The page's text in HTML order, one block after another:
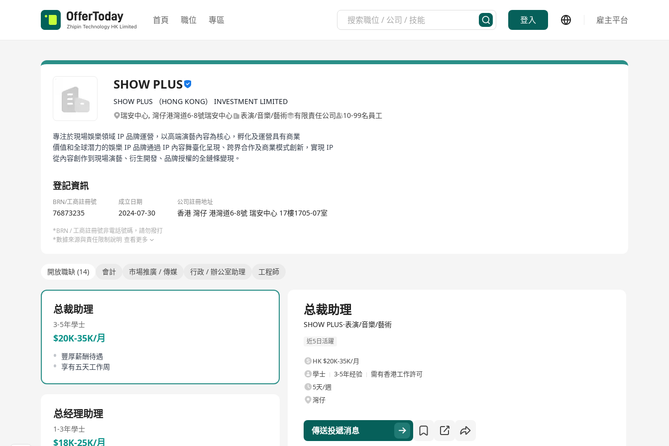
首頁 職位 專區 登入 雇主平台
SHOW PLUS
SHOW PLUS （HONG KONG） INVESTMENT LIMITED
瑞安中心, 灣仔港灣道6-8號瑞安中心
表演/音樂/藝術 有限責任公司 10-99名員工
專注於現場娛樂領域 IP 品牌運營，以高端演藝內容為核心，孵化及運營具有商業
價值和全球潛力的娛樂 IP 品牌通過 IP 內容舞臺化呈現、跨界合作及商業模式創新，實現 IP
從內容創作到現場演藝、衍生開發、品牌授權的全鏈條變現。
登記資訊
BRN/工商註冊號 成立日期 公司註冊地址
76873235 2024-07-30 香港 灣仔 港灣道6-8號 瑞安中心 17樓1705-07室
*BRN / 工商註冊號非電話號碼，請勿撥打
*數據來源與責任限制說明 查看更多
開放職缺 (14) 會計 市場推廣 / 傳媒 行政 / 辦公室助理 工程師
总裁助理
3-5年學士
$20K-35K/月
豐厚薪酬待遇
享有五天工作周
总经理助理
1-3年學士
$18K-25K/月
总裁助理
SHOW PLUS·表演/音樂/藝術
近5日活躍
HK $20K-35K/月
學士
3-5年经验
需有香港工作許可
5天/週
灣仔
傳送投遞消息